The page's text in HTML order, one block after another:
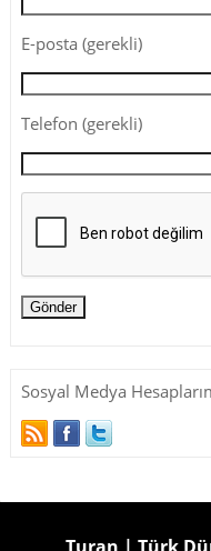
E-posta (gerekli)
Telefon (gerekli)
Sosyal Medya
Turan | Türk